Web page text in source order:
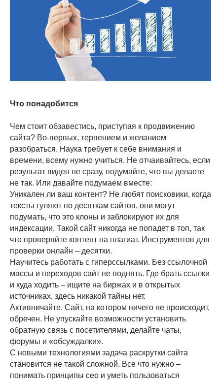
Что понадобится
Чем стоит обзавестись, приступая к продвижению
сайта? Во-первых, терпением и желанием
разобраться. Наука требует к себе внимания и
времени, всему нужно учиться. Не отчаивайтесь, если
результат виден не сразу, подумайте, что вы делаете
не так. Или давайте подумаем вместе:
Уникален ли ваш контент? Не любят поисковики, когда
тексты гуляют по десяткам сайтов, они могут
подумать, что это клоны и заблокируют их для
индексации. Такой сайт никогда не попадет в топ, так
что проверяйте контент на плагиат. Инструментов для
проверки онлайн – десятки.
Научитесь работать с гиперссылками. Без ссылочной
массы и переходов сайт не поднять. Где брать ссылки
и куда ходить – ищите на биржах и в открытых
источниках, здесь никакой тайны нет.
Активничайте. Сайт, на котором ничего не происходит,
обречен. Не упускайте возможности установить
обратную связь с посетителями, делайте чаты,
форумы и «обсуждалки».
С новыми технологиями задача раскрутки сайта
становится не такой сложной. Все что нужно –
понимать принципы сео и уметь пользоваться